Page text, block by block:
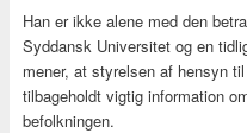
Han er ikke alene med den
Syddansk Universitet og en
mener, at styrelsen af hensyn
tilbageholdt vigtig information
befolkningen.